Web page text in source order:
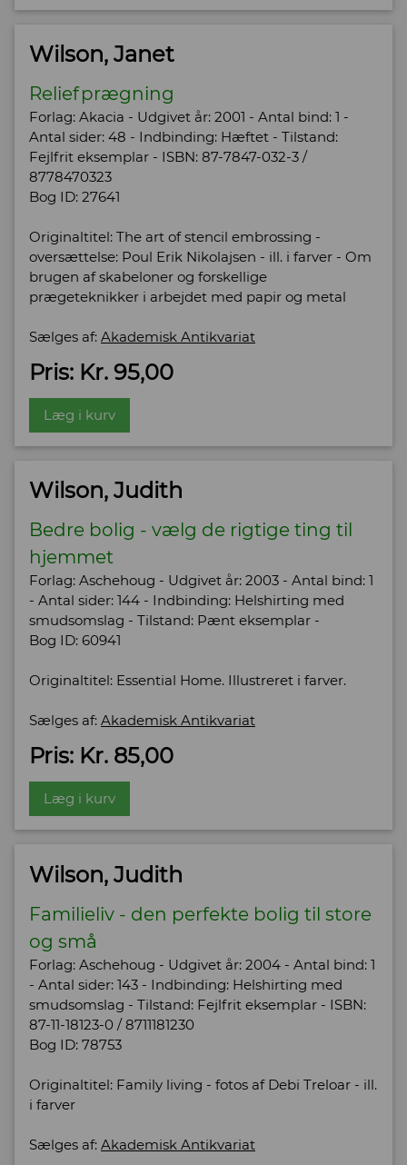
Wilson, Janet
Reliefprægning
Forlag: Akacia - Udgivet år: 2001 - Antal bind: 1 -
Antal sider: 48 - Indbinding: Hæftet - Tilstand:
Fejlfrit eksemplar - ISBN: 87-7847-032-3 /
8778470323
Bog ID: 27641
Originaltitel: The art of stencil embrossing -
oversættelse: Poul Erik Nikolajsen - ill. i farver - Om
brugen af skabeloner og forskellige
prægeteknikker i arbejdet med papir og metal
Sælges af: Akademisk Antikvariat
Pris: Kr. 95,00
Læg i kurv
Wilson, Judith
Bedre bolig - vælg de rigtige ting til
hjemmet
Forlag: Aschehoug - Udgivet år: 2003 - Antal bind: 1
- Antal sider: 144 - Indbinding: Helshirting med
smudsomslag - Tilstand: Pænt eksemplar -
Bog ID: 60941
Originaltitel: Essential Home. Illustreret i farver.
Sælges af: Akademisk Antikvariat
Pris: Kr. 85,00
Læg i kurv
Wilson, Judith
Familieliv - den perfekte bolig til store
og små
Forlag: Aschehoug - Udgivet år: 2004 - Antal bind: 1
- Antal sider: 143 - Indbinding: Helshirting med
smudsomslag - Tilstand: Fejlfrit eksemplar - ISBN:
87-11-18123-0 / 8711181230
Bog ID: 78753
Originaltitel: Family living - fotos af Debi Treloar - ill.
i farver
Sælges af: Akademisk Antikvariat